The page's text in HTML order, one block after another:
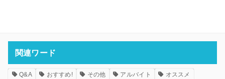
関連ワード
Q&A おすすめ! その他 アルバイト
オススメ